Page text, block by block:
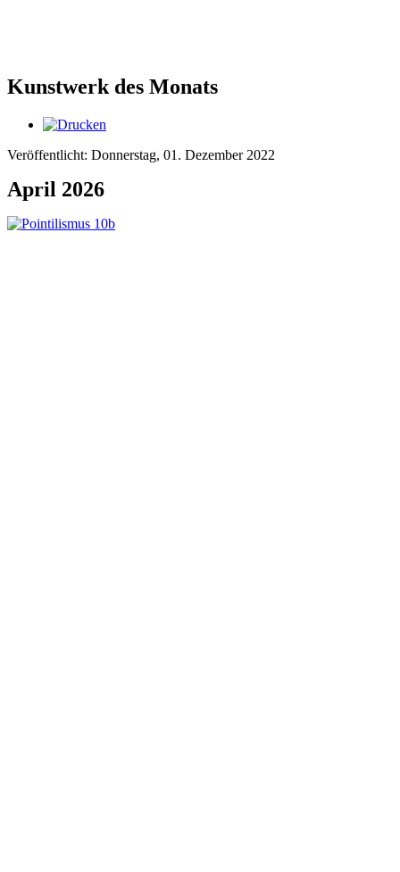
Kunstwerk des Monats
Veröffentlicht: Donnerstag, 01. Dezember 2022
April 2026